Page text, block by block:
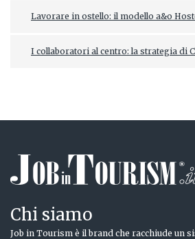
Lavorare in ostello: il modello a&o
I collaboratori al centro: la strategia di
Chi siamo
Job in Tourism è il brand che racchiude un